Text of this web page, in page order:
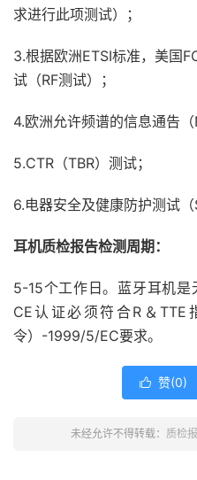
求进行此项测试）；
3.根据欧洲ETSI标准，美国
试（RF测试）；
4.欧洲允许频谱的信息通告
5.CTR（TBR）测试；
6.电器安全及健康防护测试（
耳机质检报告检测周期：
5-15个工作日。蓝牙耳机
CE认证必须符合R＆
令）-1999/5/EC要求。
 赞(0)
未经允许不得转载： 质检